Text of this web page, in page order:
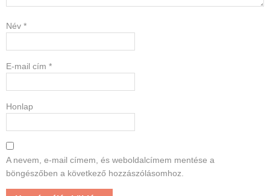
Név *
E-mail cím *
Honlap
A nevem, e-mail címem, és weboldalcímem mentése a
böngészőben a következő hozzászólásomhoz.